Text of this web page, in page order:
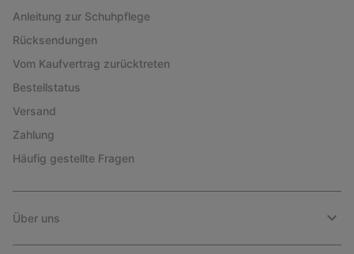
Anleitung zur Schuhpflege
Rücksendungen
Vom Kaufvertrag zurücktreten
Bestellstatus
Versand
Zahlung
Häufig gestellte Fragen
Über uns